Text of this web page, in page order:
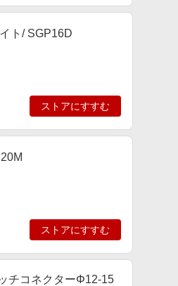
ト/ SGP16D
ストアにすすむ
ストアにすすむ
チコネクターΦ12-15